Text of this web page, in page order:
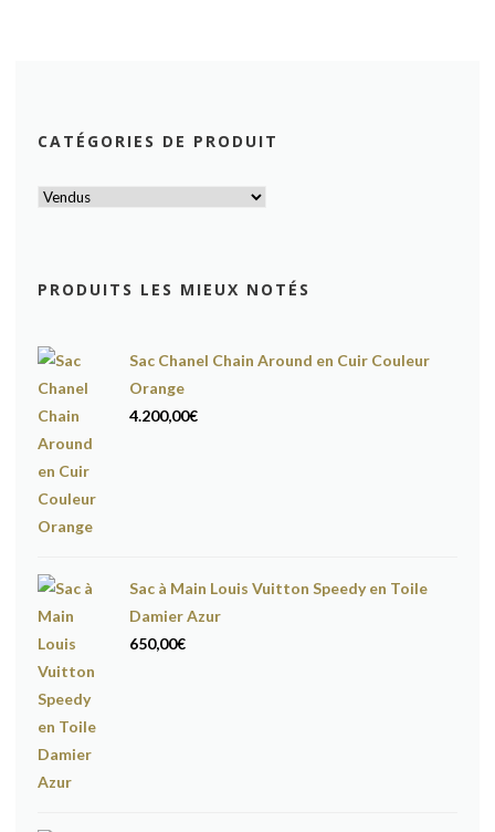
CATÉGORIES DE PRODUIT
PRODUITS LES MIEUX NOTÉS
Sac Chanel Chain Around en Cuir Couleur
Orange
4.200,00€
Sac à Main Louis Vuitton Speedy en Toile
Damier Azur
650,00€